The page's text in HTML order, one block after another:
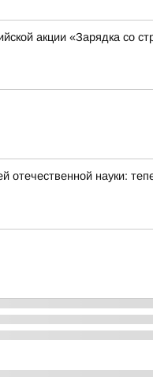
акции «Зарядка со
науки: